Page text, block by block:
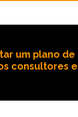
um plano de
consultores